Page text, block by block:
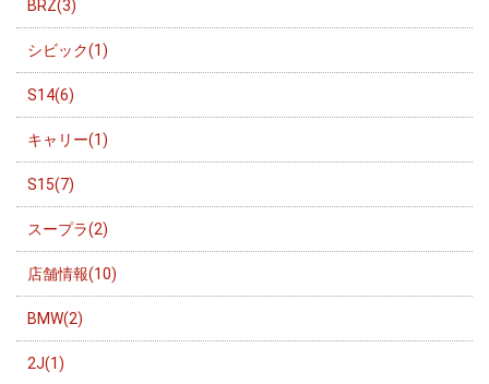
BRZ(3)
シビック(1)
S14(6)
キャリー(1)
S15(7)
スープラ(2)
店舗情報(10)
BMW(2)
2J(1)